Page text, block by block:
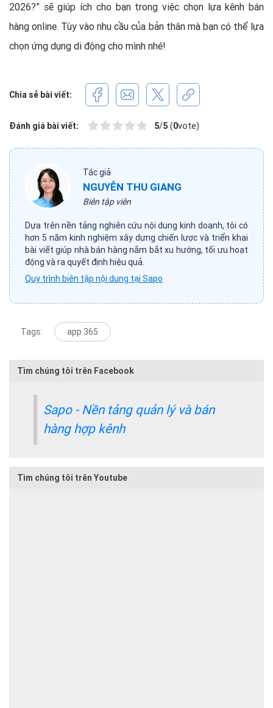
2026?” sẽ giúp ích cho bạn trong việc chọn lựa kênh bán
hàng online. Tùy vào nhu cầu của bản thân mà bạn có thể lựa
chọn ứng dụng di động cho mình nhé!
Chia sẻ bài viết:
Đánh giá bài viết: 5/5 (0vote)
Tác giả
NGUYỄN THU GIANG
Biên tập viên
Dựa trên nền tảng nghiên cứu nội dung kinh doanh, tôi có
hơn 5 năm kinh nghiệm xây dựng chiến lược và triển khai
bài viết giúp nhà bán hàng nắm bắt xu hướng, tối ưu hoạt
động và ra quyết định hiệu quả.
Quy trình biên tập nội dung tại Sapo
Tags: app 365
Tìm chúng tôi trên Facebook
Sapo - Nền tảng quản lý và bán
hàng hợp kênh
Tìm chúng tôi trên Youtube